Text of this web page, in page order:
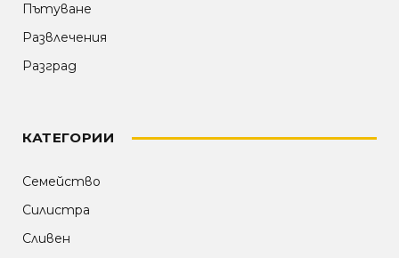
Пътуване
Развлечения
Разград
КАТЕГОРИИ
Семейство
Силистра
Сливен